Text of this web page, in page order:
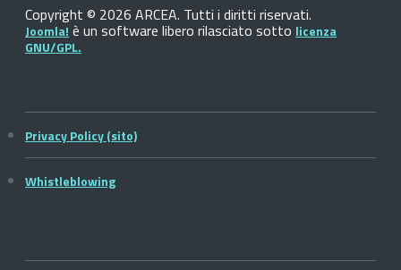
Copyright © 2026 ARCEA. Tutti i diritti riservati.
Joomla! è un software libero rilasciato sotto licenza
GNU/GPL.
Privacy Policy (sito)
Whistleblowing